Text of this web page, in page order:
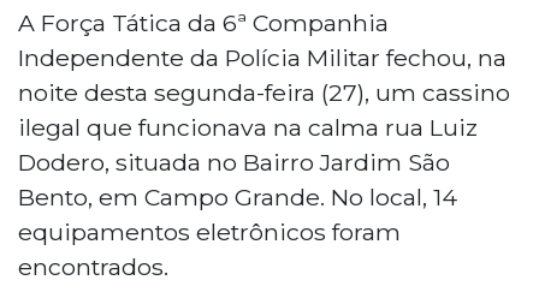
A Força Tática da 6ª Companhia
Independente da Polícia Militar fechou, na
noite desta segunda-feira (27), um cassino
ilegal que funcionava na calma rua Luiz
Dodero, situada no Bairro Jardim São
Bento, em Campo Grande. No local, 14
equipamentos eletrônicos foram
encontrados.